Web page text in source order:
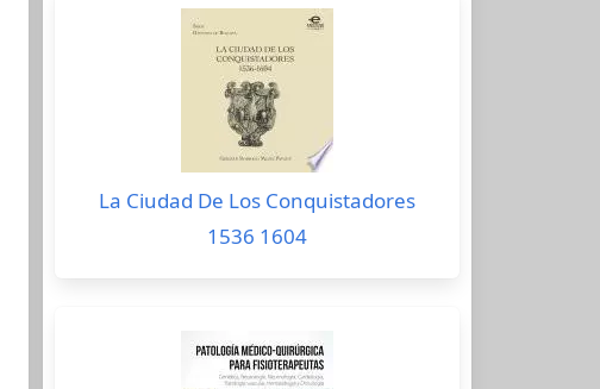
La Ciudad De Los Conquistadores
1536 1604